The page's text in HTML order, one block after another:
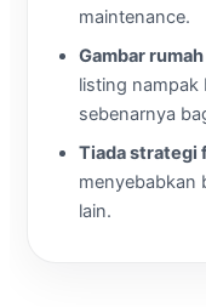
maintenance.
Gambar
listing nampak
sebenarnya
Tiada strategi
menyebabkan
lain.